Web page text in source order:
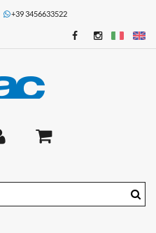
+39 3456633522